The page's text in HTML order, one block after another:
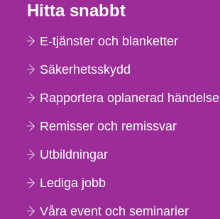
Hitta snabbt
E-tjänster och blanketter
Säkerhetsskydd
Rapportera oplanerad händelse
Remisser och remissvar
Utbildningar
Lediga jobb
Våra event och seminarier